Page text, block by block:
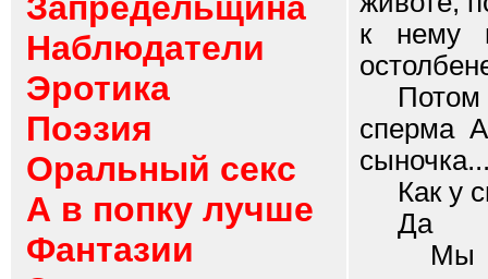
Наблюдатели
Эротика
Поэзия
Оральный секс
А в попку лучше
Фантазии
к нему
Потом
сперма
Как у
Да
Мы с